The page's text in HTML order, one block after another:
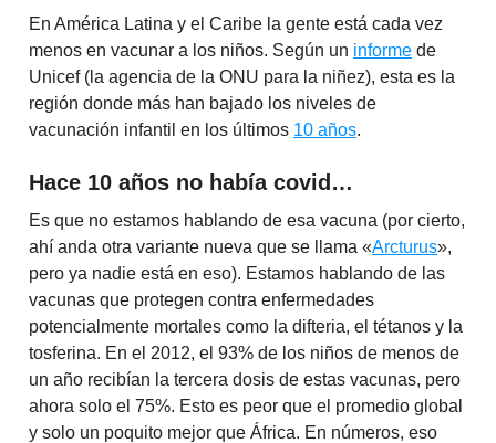
En América Latina y el Caribe la gente está cada vez
menos en vacunar a los niños. Según un informe de
Unicef (la agencia de la ONU para la niñez), esta es la
región donde más han bajado los niveles de
vacunación infantil en los últimos 10 años.
Hace 10 años no había covid…
Es que no estamos hablando de esa vacuna (por cierto,
ahí anda otra variante nueva que se llama «Arcturus»,
pero ya nadie está en eso). Estamos hablando de las
vacunas que protegen contra enfermedades
potencialmente mortales como la difteria, el tétanos y la
tosferina. En el 2012, el 93% de los niños de menos de
un año recibían la tercera dosis de estas vacunas, pero
ahora solo el 75%. Esto es peor que el promedio global
y solo un poquito mejor que África. En números, eso